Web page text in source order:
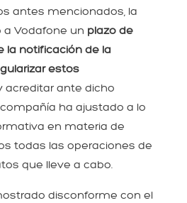
antes mencionados, la
a Vodafone un plazo de
la notificación de la
estos
acreditar ante dicho
ha ajustado a lo
en materia de
todas las operaciones de
que lleve a cabo.
disconforme con el